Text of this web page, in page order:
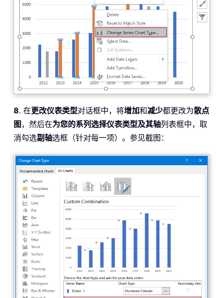
8. 在更改仪表类型对话框中，将增加和减少都更改为散点
图 ，然后在为您的系列选择仪表类型及其轴列表框中，取
消勾选副轴选框（针对每一项）。参见截图：